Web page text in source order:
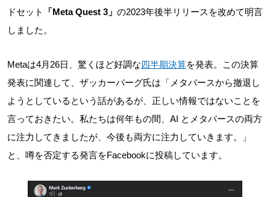
ドセット
「Meta Quest 3」 の2023年後半リリースを改めて明言
しました。
Metaは4月26日、驚くほど好調な四半期決算を発表。この決算
発表に関連して、ザッカーバーグ氏は「メタバースから撤退し
ようとしているという話があるが、正しい情報ではないことを
言っておきたい。私たちは何年もの間、AI とメタバースの両方
に注力してきましたが、今後も両方に注力していきます。」
と、噂を否定する発言をFacebookに投稿しています。